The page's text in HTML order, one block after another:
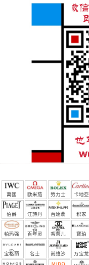
萬國 欧米茄 勞力士 卡地亞
伯爵 江詩丹
頓
百達翡
麗
积家
帕玛强
尼
百年灵 香奈儿 寶珀
宝格丽 名士 尚维沙 万宝龙